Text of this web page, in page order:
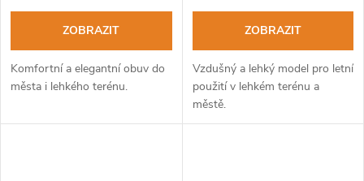
ZOBRAZIT
Komfortní a elegantní obuv do
města i lehkého terénu.
ZOBRAZIT
Vzdušný a lehký model pro letní
použití v lehkém terénu a
městě.